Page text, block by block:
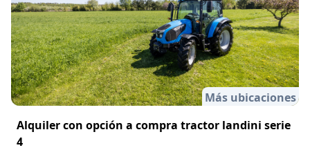
Más ubicaciones
Alquiler con opción a compra tractor landini serie
4